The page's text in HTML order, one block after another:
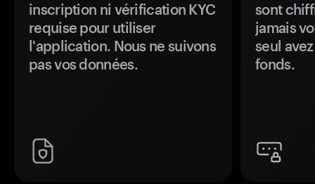
inscription ni vérification KYC
requise pour utiliser
l'application. Nous ne suivons
pas vos données.
sont
jamais
seul
fonds.